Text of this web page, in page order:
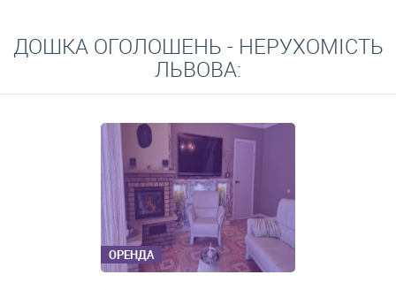
ДОШКА ОГОЛОШЕНЬ - НЕРУХОМІСТЬ
ЛЬВОВА:
ОРЕНДА